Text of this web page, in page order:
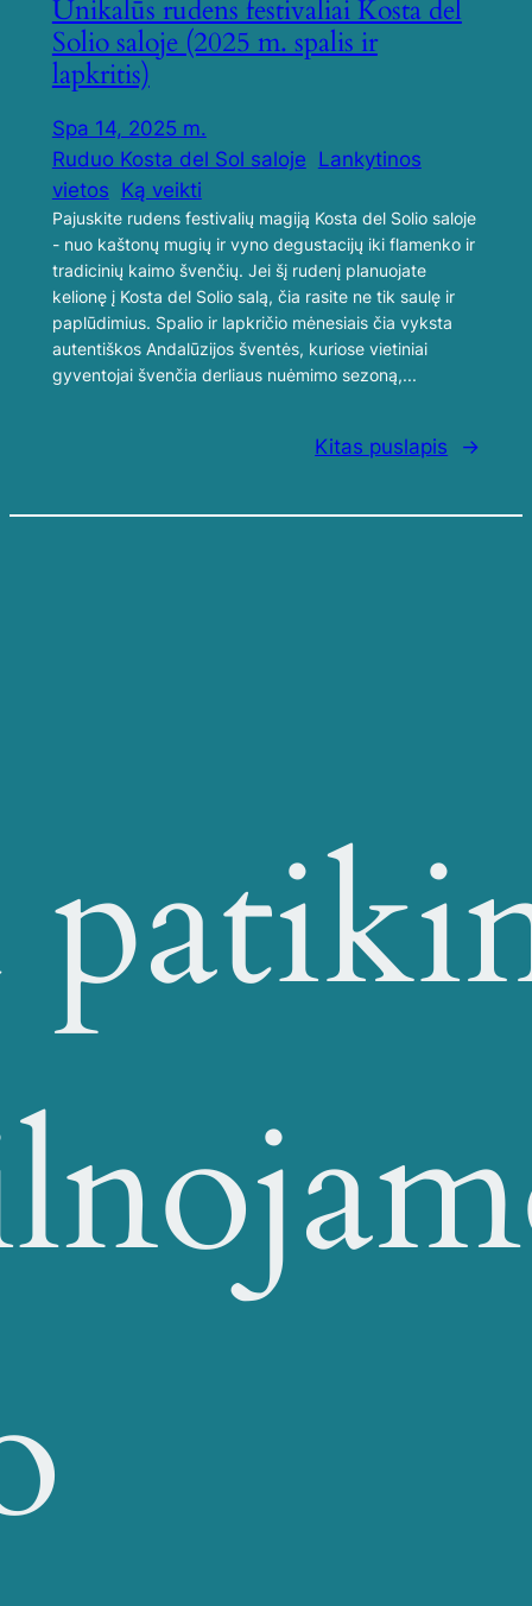
Unikalūs rudens festivaliai Kosta del
Solio saloje (2025 m. spalis ir
lapkritis)
Spa 14, 2025 m.
Ruduo Kosta del Sol saloje Lankytinos
vietos Ką veikti
Pajuskite rudens festivalių magiją Kosta del Solio saloje
- nuo kaštonų mugių ir vyno degustacijų iki flamenko ir
tradicinių kaimo švenčių. Jei šį rudenį planuojate
kelionę į Kosta del Solio salą, čia rasite ne tik saulę ir
paplūdimius. Spalio ir lapkričio mėnesiais čia vyksta
autentiškos Andalūzijos šventės, kuriose vietiniai
gyventojai švenčia derliaus nuėmimo sezoną,...
Kitas puslapis →